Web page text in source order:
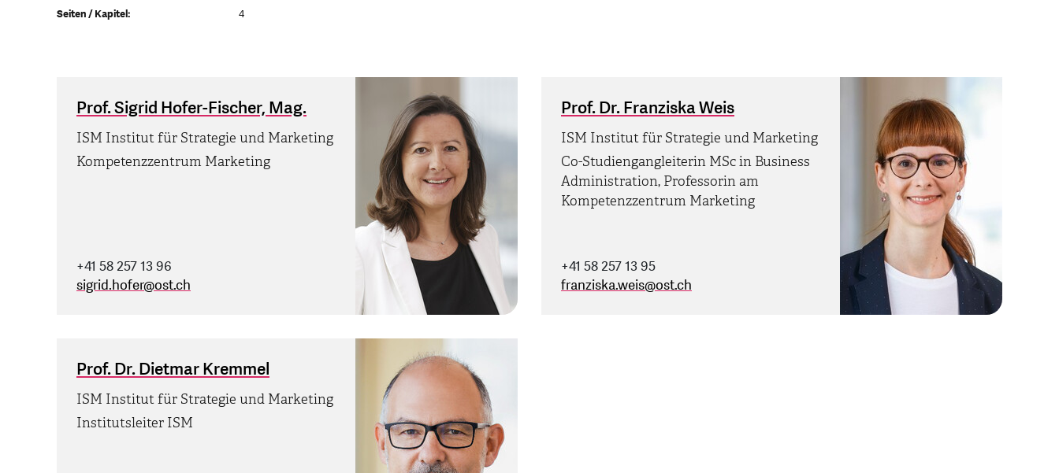
Seiten / Kapitel:
4
Prof. Sigrid Hofer-Fischer, Mag.
ISM Institut für Strategie und Marketing
Kompetenzzentrum Marketing
+41 58 257 13 96
sigrid.hofer@ost.ch
Prof. Dr. Franziska Weis
ISM Institut für Strategie und Marketing
Co-Studiengangleiterin MSc in Business
Administration, Professorin am
Kompetenzzentrum Marketing
+41 58 257 13 95
franziska.weis@ost.ch
Prof. Dr. Dietmar Kremmel
ISM Institut für Strategie und Marketing
Institutsleiter ISM